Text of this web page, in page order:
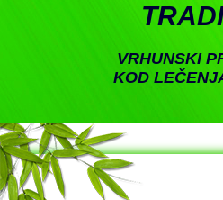
VRHUNSKI
KOD